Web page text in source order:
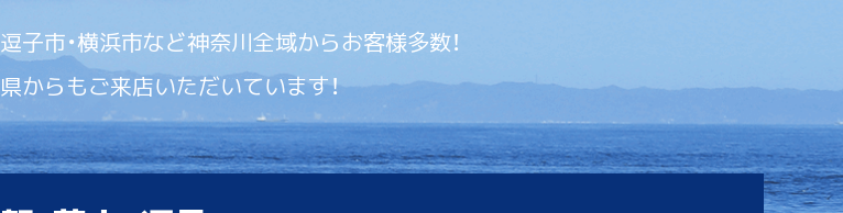
子市・横浜市など神奈川全域からお客様多数！
からもご来店いただいています！